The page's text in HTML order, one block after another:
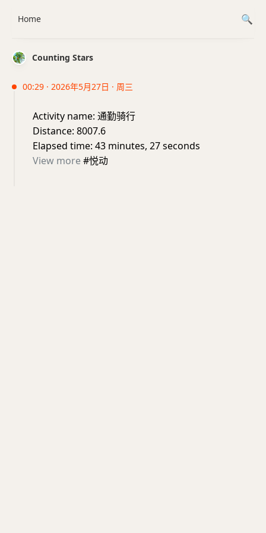
Counting Stars
00:29 · 2026年5月27日 · 周三
Activity name: 通勤骑行
Distance: 8007.6
Elapsed time: 43 minutes, 27 seconds
View more#悦动
Home